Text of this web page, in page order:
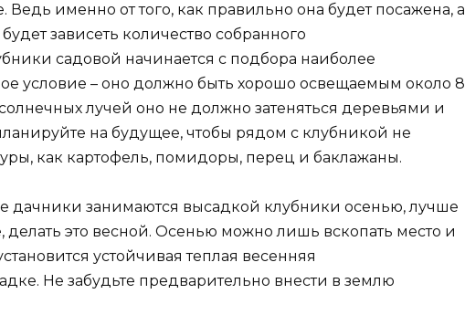
Ведь именно от того, как правильно она будет посажена, а
зависеть количество собранного
садовой начинается с подбора наиболее
условие – оно должно быть хорошо освещаемым около 8
лучей оно не должно затеняться деревьями и
на будущее, чтобы рядом с клубникой не
как картофель, помидоры, перец и баклажаны.
дачники занимаются высадкой клубники осенью, лучше
делать это весной. Осенью можно лишь вскопать место и
устойчивая теплая весенняя
Не забудьте предварительно внести в землю